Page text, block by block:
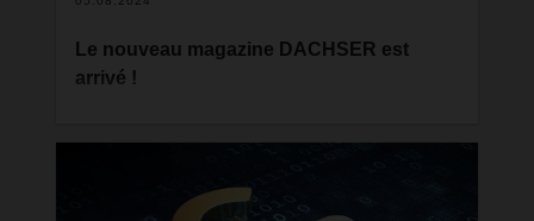
Le nouveau magazine DACHSER est
arrivé !
s’adapter aux nouveaux défis de manière flexible
d’adaptation. Vous découvrirez comment
DACHSER y parvient en permanence dans la